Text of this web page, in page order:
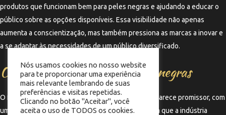
produtos que funcionam bem para peles negras e ajudando a educar o
público sobre as opções disponíveis. Essa visibilidade não apenas
aumenta a conscientização, mas também pressiona as marcas a inovar e
a se adaptar às necessidades de um público diversificado.
O futuro das tintas para peles negras
O futuro das tintas específicas para peles negras parece promissor, com
um contínuo foco em inovação e inclusão. À medida que a indústria
Nós usamos cookies no nosso website
para te proporcionar uma experiência
mais relevante lembrando de suas
preferências e visitas repetidas.
Clicando no botão "Aceitar", você
aceita o uso de TODOS os cookies.